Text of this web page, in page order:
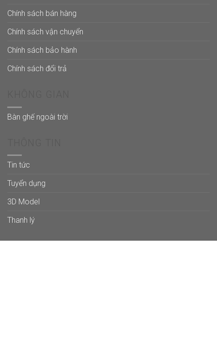
Chính sách bán hàng
Chính sách vận chuyển
Chính sách bảo hành
Chính sách đổi trả
Bàn ghế ngoài trời
Tin tức
Tuyển dụng
3D Model
Thanh lý